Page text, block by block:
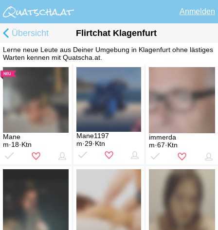
Anmelden
Übersicht Flirtchat Klagenfurt
Lerne neue Leute aus Deiner Umgebung in Klagenfurt ohne lästiges
Warten kennen mit Quatscha.at.
Mane
m·18·Ktn
Mane1197
m·29·Ktn
immerda
m·67·Ktn